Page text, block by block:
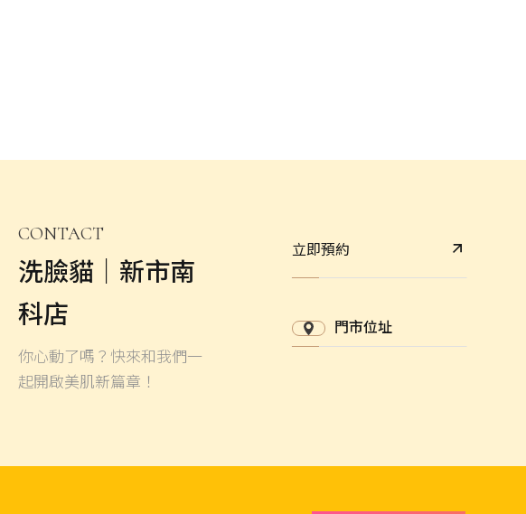
CONTACT
洗臉貓｜新市南
科店
你心動了嗎？快來和我們一
起開啟美肌新篇章！
立即預約
門市位址